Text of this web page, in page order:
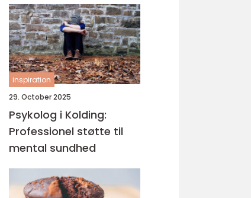
inspiration
29. October 2025
Psykolog i Kolding:
Professionel støtte til
mental sundhed